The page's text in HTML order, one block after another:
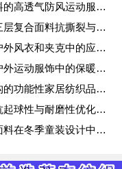
英杰：基于压花摇粒绒三层复合面料的高透气防风运动服饰开发
英杰：应用于滑雪服的压花摇粒绒三层复合面料抗撕裂与耐磨性提升技术
英杰：压花摇粒绒三层复合面料在户外风衣和夹克中的应用与性能
英杰：压花摇粒绒三层复合面料在户外运动服饰中的保暖与透气性能研究
英杰：基于压花摇粒绒三层复合结构的功能性家居纺织品开发与应用
英杰：压花摇粒绒三层复合面料的抗起球性与耐磨性优化技术分析
英杰：高弹性压花摇粒绒三层复合面料在冬季童装设计中的应用实践